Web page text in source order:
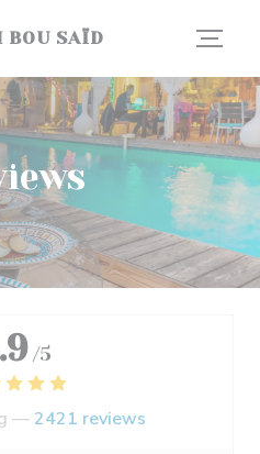
BOU SAÏD
/5
—2421 reviews